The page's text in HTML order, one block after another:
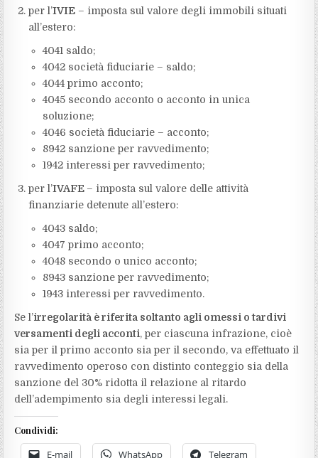
per l’IVIE – imposta sul valore degli immobili situati
all’estero:
4041 saldo;
4042 società fiduciarie – saldo;
4044 primo acconto;
4045 secondo acconto o acconto in unica
soluzione;
4046 società fiduciarie – acconto;
8942 sanzione per ravvedimento;
1942 interessi per ravvedimento;
per l’IVAFE – imposta sul valore delle attività
finanziarie detenute all’estero:
4043 saldo;
4047 primo acconto;
4048 secondo o unico acconto;
8943 sanzione per ravvedimento;
1943 interessi per ravvedimento.
Se l’irregolarità è riferita soltanto agli omessi o tardivi
versamenti degli acconti, per ciascuna infrazione, cioè
sia per il primo acconto sia per il secondo, va effettuato il
ravvedimento operoso con distinto conteggio sia della
sanzione del 30% ridotta il relazione al ritardo
dell’adempimento sia degli interessi legali.
Condividi:
E-mail WhatsApp Telegram